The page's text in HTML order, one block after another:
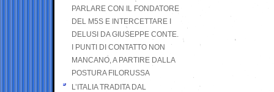
PARLARE CON IL FONDATORE
DEL M5S E INTERCETTARE I
DELUSI DA GIUSEPPE CONTE.
I PUNTI DI CONTATTO NON
MANCANO, A PARTIRE DALLA
POSTURA FILORUSSA
L’ITALIA TRADITA DAL